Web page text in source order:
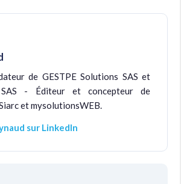
de GESTPE Solutions SAS et
- Éditeur et concepteur de
et mysolutionsWEB.
sur LinkedIn